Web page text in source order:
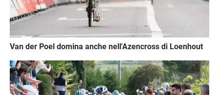
Van der Poel domina anche nell'Azencross di Loenhout
Immagine